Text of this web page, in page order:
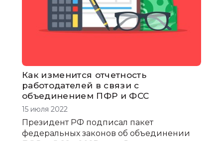
Как изменится отчетность
работодателей в связи с
объединением ПФР и ФСС
15 июля 2022
Президент РФ подписал пакет
федеральных законов об объединении